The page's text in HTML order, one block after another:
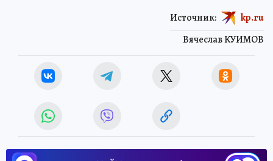
Вячеслав КУИМОВ
Источник: kp.ru